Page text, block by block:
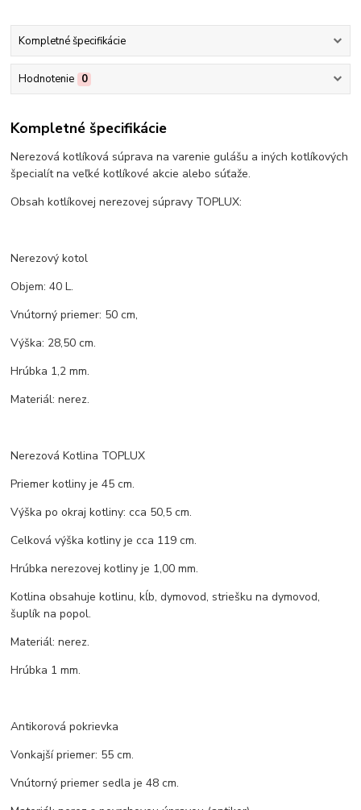
Kompletné špecifikácie
Hodnotenie 0
Kompletné špecifikácie
Nerezová kotlíková súprava na varenie gulášu a iných kotlíkových
špecialít na veľké kotlíkové akcie alebo súťaže.
Obsah kotlíkovej nerezovej súpravy TOPLUX:
Nerezový kotol
Objem: 40 L.
Vnútorný priemer: 50 cm,
Výška: 28,50 cm.
Hrúbka 1,2 mm.
Materiál: nerez.
Nerezová Kotlina TOPLUX
Priemer kotliny je 45 cm.
Výška po okraj kotliny: cca 50,5 cm.
Celková výška kotliny je cca 119 cm.
Hrúbka nerezovej kotliny je 1,00 mm.
Kotlina obsahuje kotlinu, kĺb, dymovod, striešku na dymovod,
šuplík na popol.
Materiál: nerez.
Hrúbka 1 mm.
Antikorová pokrievka
Vonkajší priemer: 55 cm.
Vnútorný priemer sedla je 48 cm.